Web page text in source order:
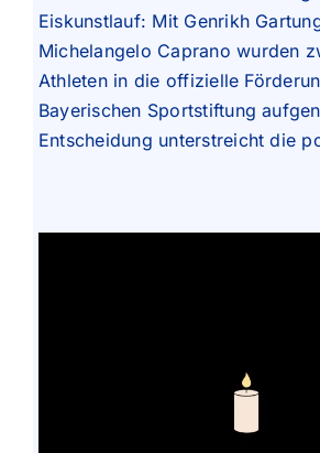
Eiskunstlauf: Mit Genrikh
Michelangelo Caprano wurden
Athleten in die offizielle
Bayerischen Sportstiftung
Entscheidung unterstreicht die